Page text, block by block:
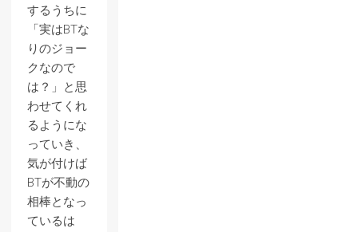
するうちに
「実はBTな
りのジョー
クなので
は？」と思
わせてくれ
るようにな
っていき、
気が付けば
BTが不動の
相棒となっ
ているは